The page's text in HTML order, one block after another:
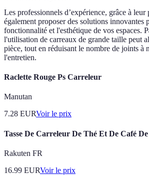
Les professionnels d’expérience, grâce à leur
également proposer des solutions innovantes
fonctionnalité et l'esthétique de vos espaces.
l'utilisation de carreaux de grande taille peut
pièce, tout en réduisant le nombre de joints à
l'entretien.
Raclette Rouge Ps Carreleur
Manutan
7.28 EURVoir le prix
Tasse De Carreleur De Thé Et De Café
Rakuten FR
16.99 EURVoir le prix